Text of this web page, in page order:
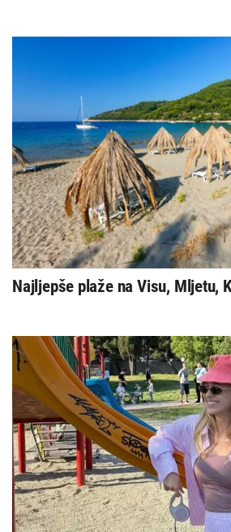
Najljepše plaže na Visu, Mljetu,